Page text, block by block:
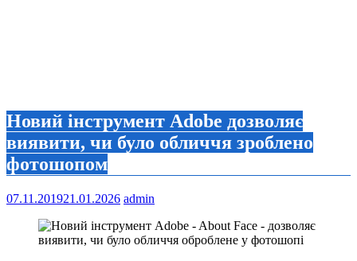
Новий інструмент Adobe дозволяє
виявити, чи було обличчя зроблено
фотошопом
07.11.201921.01.2026 admin